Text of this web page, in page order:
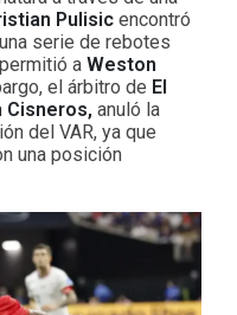
Pulisic encontró
serie de rebotes
a Weston
el árbitro de El
Cisneros, anuló la
del VAR, ya que
una posición